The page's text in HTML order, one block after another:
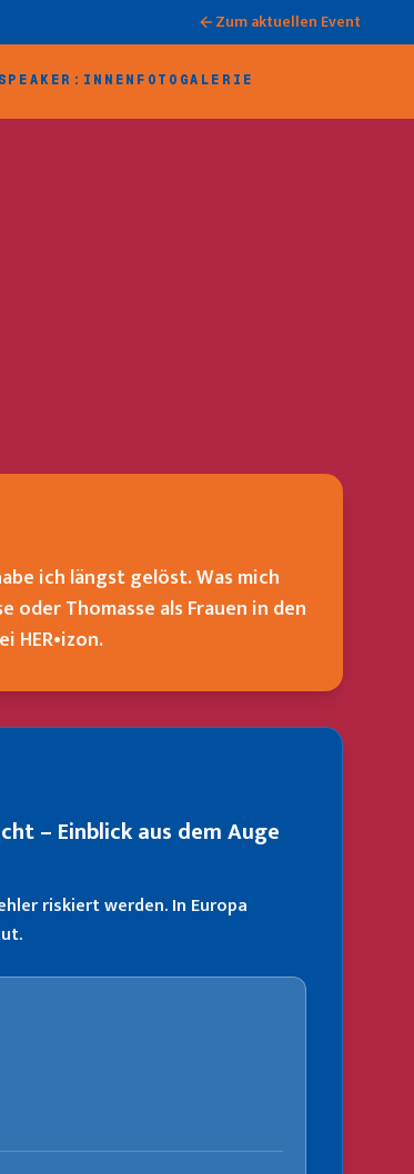
Zum aktuellen Event
SPEAKER:INNEN FOTOGALERIE
ich längst gelöst. Was mich
Thomasse als Frauen in den
HER•izon.
– Einblick aus dem Auge
riskiert werden. In Europa